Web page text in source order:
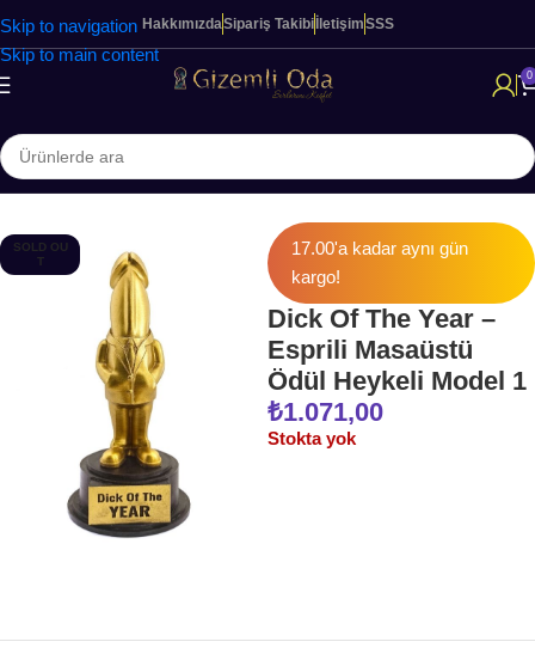
Skip to navigation
Skip to main content
HakkımızdaSipariş Takibi İletişimSSS
0
Ana Sayfa Cinsel Oyunlar
SOLD OU
T
17.00'a kadar aynı gün
kargo!
Dick Of The Year –
Esprili Masaüstü
Ödül Heykeli Model 1
₺1.071,00
Stokta yok